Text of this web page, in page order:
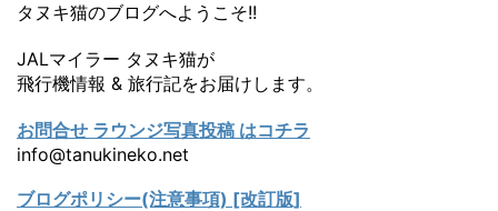
タヌキ猫のブログへようこそ!!
JALマイラー タヌキ猫が
飛行機情報 & 旅行記をお届けします。
お問合せ ラウンジ写真投稿 はコチラ
info@tanukineko.net
ブログポリシー(注意事項) [改訂版]